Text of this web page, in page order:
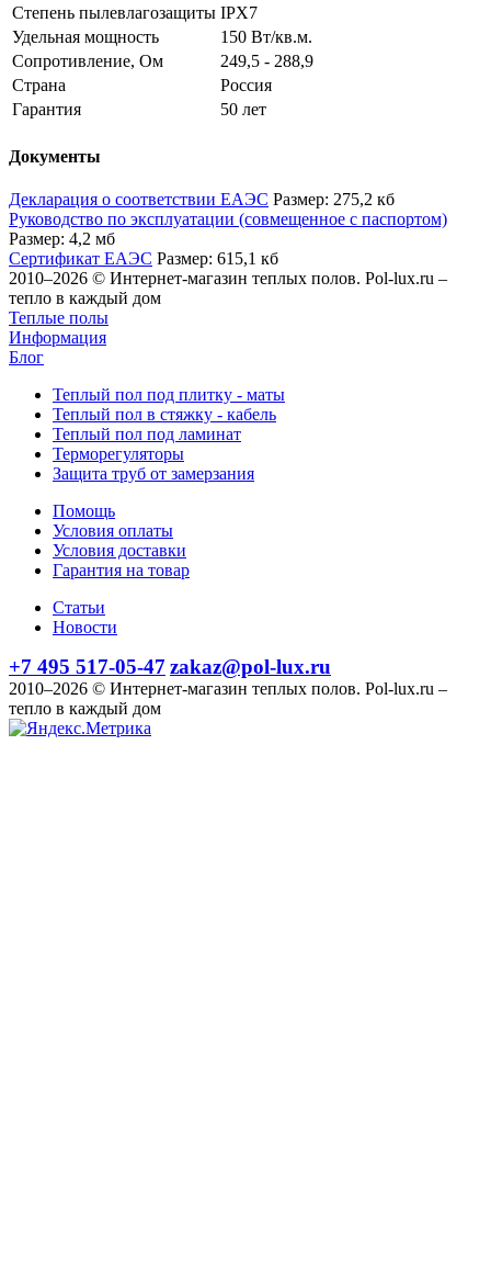
Степень пылевлагозащиты IPX7
Удельная мощность
150 Вт/кв.м.
Сопротивление, Ом
249,5 - 288,9
Страна
Россия
Гарантия
50 лет
Документы
Декларация о соответствии ЕАЭС Размер: 275,2 кб
Руководство по эксплуатации (совмещенное с паспортом)
Размер: 4,2 мб
Сертификат ЕАЭС Размер: 615,1 кб
2010–2026 © Интернет-магазин теплых полов. Pol-lux.ru –
тепло в каждый дом
Теплые полы
Информация
Блог
Теплый пол под плитку - маты
Теплый пол в стяжку - кабель
Теплый пол под ламинат
Терморегуляторы
Защита труб от замерзания
Помощь
Условия оплаты
Условия доставки
Гарантия на товар
Статьи
Новости
+7 495 517-05-47 zakaz@pol-lux.ru
2010–2026 © Интернет-магазин теплых полов. Pol-lux.ru –
тепло в каждый дом